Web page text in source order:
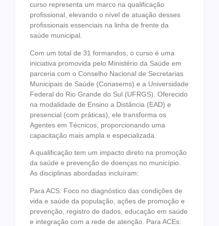
curso representa um marco na qualificação
profissional, elevando o nível de atuação desses
profissionais essenciais na linha de frente da
saúde municipal.
Com um total de 31 formandos, o curso é uma
iniciativa promovida pelo Ministério da Saúde em
parceria com o Conselho Nacional de Secretarias
Municipais de Saúde (Conasems) e a Universidade
Federal do Rio Grande do Sul (UFRGS). Oferecido
na modalidade de Ensino a Distância (EAD) e
presencial (com práticas), ele transforma os
Agentes em Técnicos, proporcionando uma
capacitação mais ampla e especializada.
A qualificação tem um impacto direto na promoção
da saúde e prevenção de doenças no município.
As disciplinas abordadas incluíram:
Para ACS: Foco no diagnóstico das condições de
vida e saúde da população, ações de promoção e
prevenção, registro de dados, educação em saúde
e integração com a rede de atenção. Para ACEs: